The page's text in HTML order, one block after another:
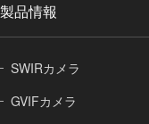
製品情報
SWIRカメラ
GVIFカメラ